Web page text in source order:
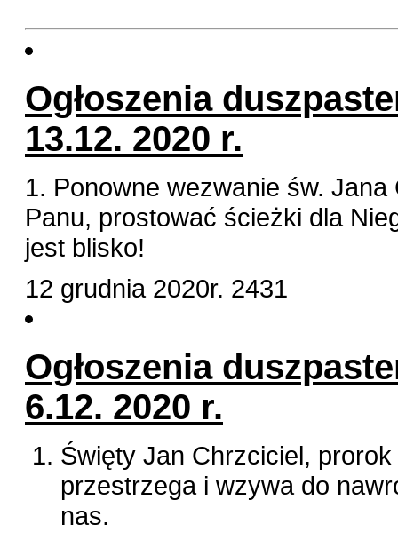
Ogłoszenia
13.12. 2020 r.
1. Ponowne wezwanie św.
Panu, prostować ścieżki dla
jest blisko!
12 grudnia 2020r. 2431
Ogłoszenia
6.12. 2020 r.
Święty Jan Chrzciciel,
przestrzega i wzywa do
nas.